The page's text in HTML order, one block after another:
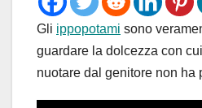
Gli ippopotami sono
guardare la dolcezza con
nuotare dal genitore non ha